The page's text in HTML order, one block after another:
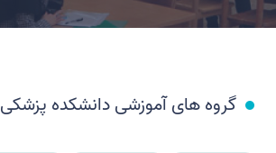
گروه های آموزشی دانشکده پزشکی